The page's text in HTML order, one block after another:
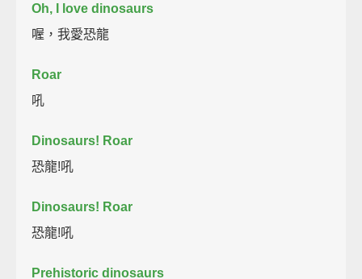
Oh, I love dinosaurs
喔，我愛恐龍
Roar
吼
Dinosaurs! Roar
恐龍!吼
Dinosaurs! Roar
恐龍!吼
Prehistoric dinosaurs